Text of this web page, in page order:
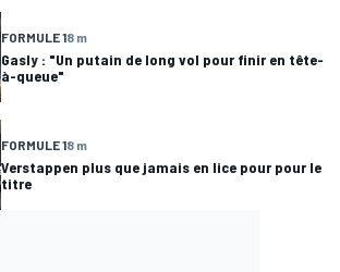
FORMULE 18 m
Gasly : "Un putain de long vol pour finir en tête-
à-queue"
FORMULE 18 m
Verstappen plus que jamais en lice pour pour le
titre